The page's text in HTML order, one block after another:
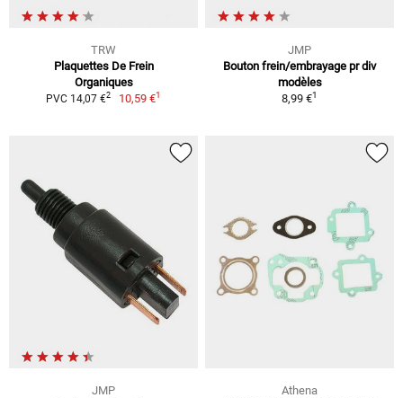
TRW
Plaquettes De Frein
Organiques
PVC 14,07 €2 10,59 €1
JMP
Bouton frein/embrayage pr div
modèles
8,99 €1
JMP
Athena